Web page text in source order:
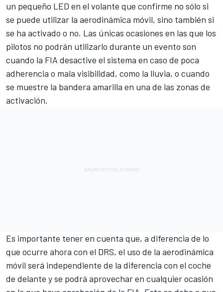
un pequeño LED en el volante que confirme no sólo si
se puede utilizar la aerodinámica móvil, sino también si
se ha activado o no. Las únicas ocasiones en las que los
pilotos no podrán utilizarlo durante un evento son
cuando la FIA desactive el sistema en caso de poca
adherencia o mala visibilidad, como la lluvia, o cuando
se muestre la bandera amarilla en una de las zonas de
activación.
Es importante tener en cuenta que, a diferencia de lo
que ocurre ahora con el DRS, el uso de la aerodinámica
móvil será independiente de la diferencia con el coche
de delante y se podrá aprovechar en cualquier ocasión